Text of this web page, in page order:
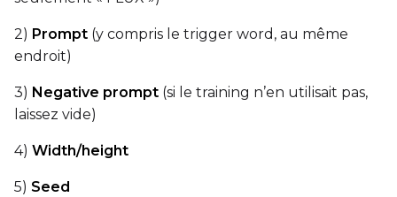
2) Prompt (y compris le trigger word, au même
endroit)
3) Negative prompt (si le training n’en utilisait pas,
laissez vide)
4) Width/height
5) Seed